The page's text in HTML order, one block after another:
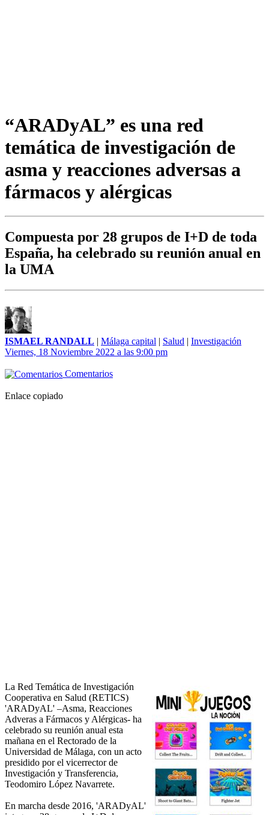
“ARADyAL” es una red
temática de investigación de
asma y reacciones adversas a
fármacos y alérgicas
Compuesta por 28 grupos de I+D de toda
España, ha celebrado su reunión anual en
la UMA
ISMAEL RANDALL | Málaga capital | Salud | Investigación
Viernes, 18 Noviembre 2022 a las 9:00 pm
Comentarios
Enlace copiado
La Red Temática de Investigación
Cooperativa en Salud (RETICS)
'ARADyAL' –Asma, Reacciones
Adveras a Fármacos y Alérgicas- ha
celebrado su reunión anual esta
mañana en el Rectorado de la
Universidad de Málaga, con un acto
presidido por el vicerrector de
Investigación y Transferencia,
Teodomiro López Navarrete.
En marcha desde 2016, 'ARADyAL'